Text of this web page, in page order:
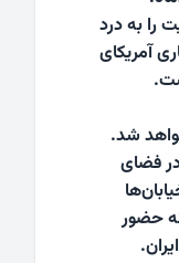
را به درد
آمریکای
شد.
را در فضای
حضور